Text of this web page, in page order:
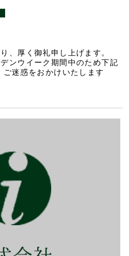
、厚く御礼申し上げます。
ンウイーク期間中のため下記
迷惑をおかけいたします